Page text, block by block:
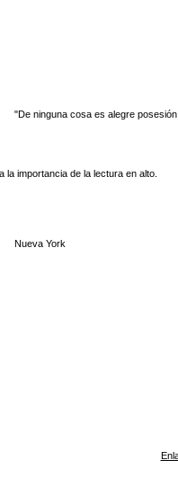
"De ninguna cosa es alegre
importancia de la lectura en alto.
Nueva York